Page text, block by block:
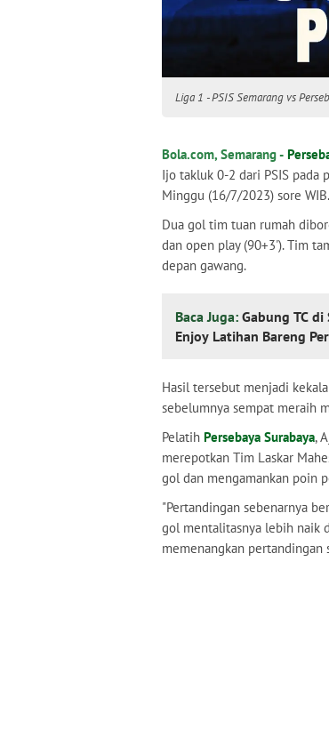
Liga 1 - PSIS Semarang vs
Bola.com, Semarang -
Ijo takluk 0-2 dari PSIS pada
Minggu (16/7/2023) sore WIB.
Dua gol tim tuan rumah
dan open play (90+3'). Tim
depan gawang.
Baca Juga: Gabung TC
Enjoy Latihan Bareng
Hasil tersebut menjadi
sebelumnya sempat meraih
Pelatih Persebaya Surabaya,
merepotkan Tim Laskar
gol dan mengamankan poin
"Pertandingan sebenarnya
gol mentalitasnya lebih naik
memenangkan pertandingan